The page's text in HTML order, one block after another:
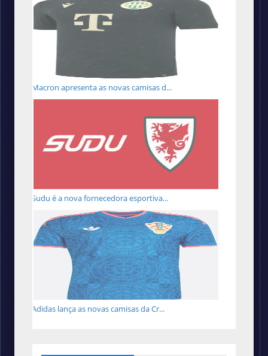
Macron apresenta as novas camisas d...
Sudu é a nova fornecedora esportiva...
Adidas lança as novas camisas da Cr...